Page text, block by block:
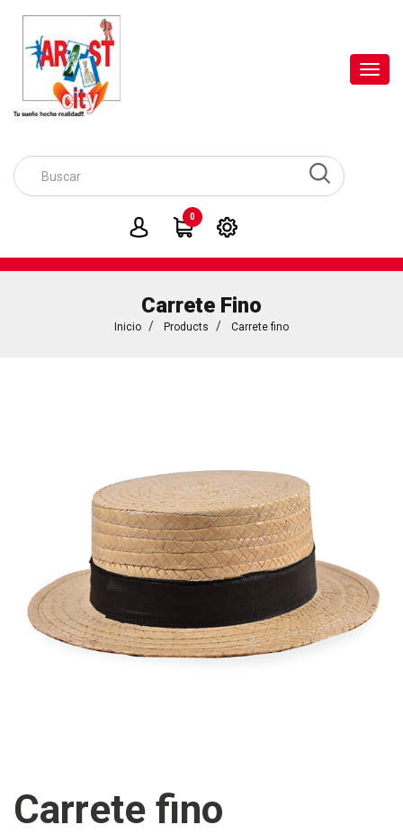
0
Carrete Fino
Inicio Products Carrete fino
Carrete fino